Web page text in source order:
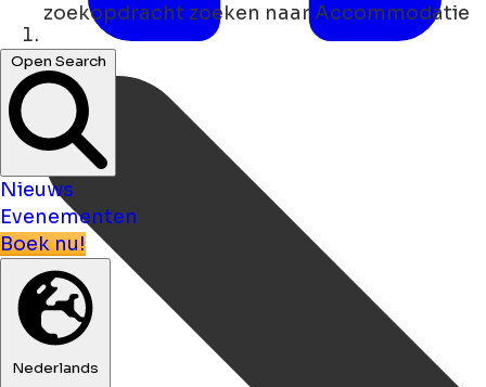
zoekopdracht zoeken naar Accommodatie
Open Search
Nieuws
Evenementen
Boek nu!
Nederlands
Thuis